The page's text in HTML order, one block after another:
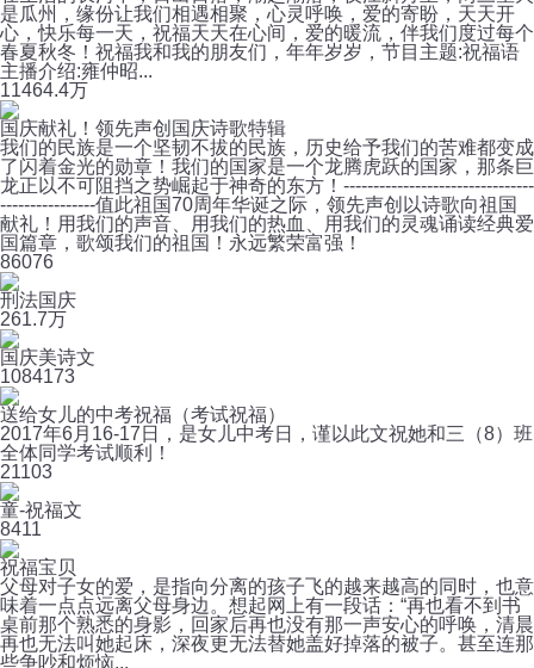
是瓜州，缘份让我们相遇相聚，心灵呼唤，爱的寄盼，天天开
心，快乐每一天，祝福天天在心间，爱的暖流，伴我们度过每个
春夏秋冬！祝福我和我的朋友们，年年岁岁，节目主题:祝福语
主播介绍:雍仲昭...
11464.4万
国庆献礼！领先声创国庆诗歌特辑
我们的民族是一个坚韧不拔的民族，历史给予我们的苦难都变成
了闪着金光的勋章！我们的国家是一个龙腾虎跃的国家，那条巨
龙正以不可阻挡之势崛起于神奇的东方！--------------------------------
----------------值此祖国70周年华诞之际，领先声创以诗歌向祖国
献礼！用我们的声音、用我们的热血、用我们的灵魂诵读经典爱
国篇章，歌颂我们的祖国！永远繁荣富强！
86076
刑法国庆
261.7万
国庆美诗文
1084173
送给女儿的中考祝福（考试祝福）
2017年6月16-17日，是女儿中考日，谨以此文祝她和三（8）班
全体同学考试顺利！
21103
童-祝福文
8411
祝福宝贝
父母对子女的爱，是指向分离的孩子飞的越来越高的同时，也意
味着一点点远离父母身边。想起网上有一段话：“再也看不到书
桌前那个熟悉的身影，回家后再也没有那一声安心的呼唤，清晨
再也无法叫她起床，深夜更无法替她盖好掉落的被子。甚至连那
些争吵和烦恼...